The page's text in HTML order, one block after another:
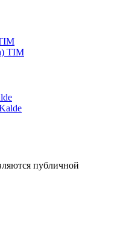
публичной